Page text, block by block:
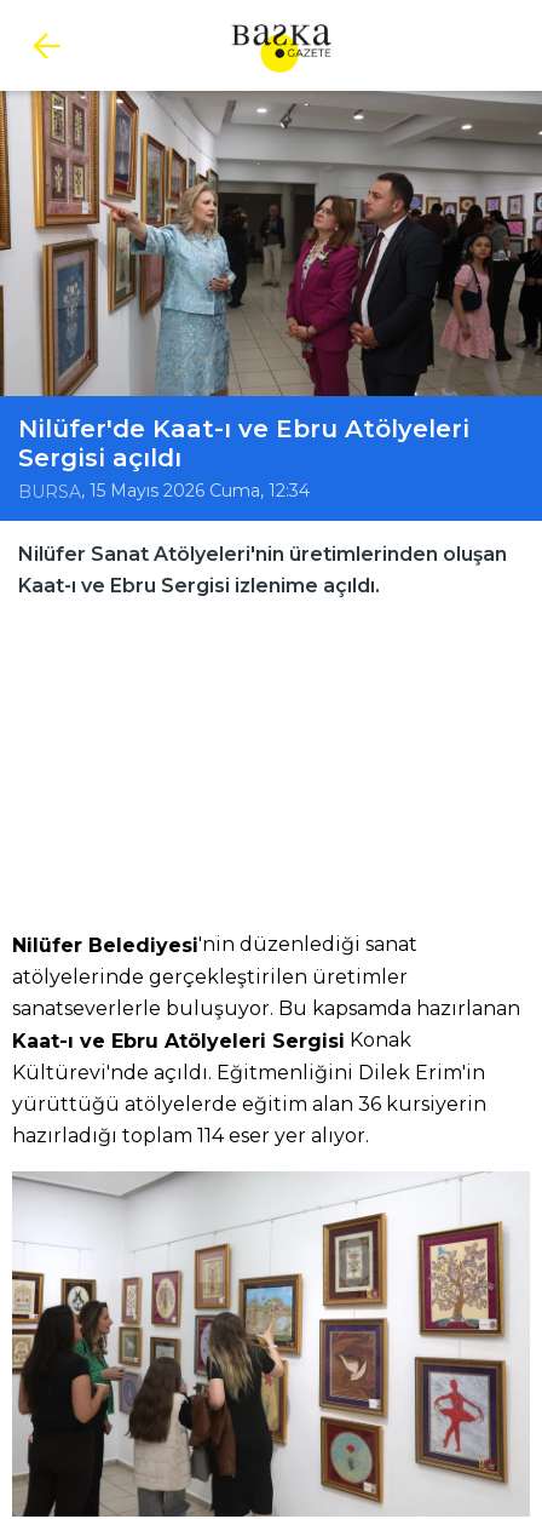
Nilüfer'de Kaat-ı ve Ebru Atölyeleri
Sergisi açıldı
BURSA, 15 Mayıs 2026 Cuma, 12:34
Nilüfer Sanat Atölyeleri'nin üretimlerinden oluşan
Kaat-ı ve Ebru Sergisi izlenime açıldı.
Nilüfer Belediyesi'nin düzenlediği sanat
atölyelerinde gerçekleştirilen üretimler
sanatseverlerle buluşuyor. Bu kapsamda hazırlanan
Kaat-ı ve Ebru Atölyeleri Sergisi Konak
Kültürevi'nde açıldı. Eğitmenliğini Dilek Erim'in
yürüttüğü atölyelerde eğitim alan 36 kursiyerin
hazırladığı toplam 114 eser yer alıyor.